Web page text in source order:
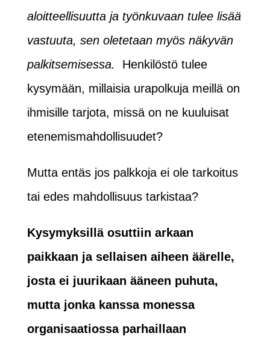
aloitteellisuutta ja työnkuvaan tulee lisää
vastuuta, sen oletetaan myös näkyvän
palkitsemisessa.
Henkilöstö tulee
kysymään, millaisia urapolkuja meillä on
ihmisille tarjota, missä on ne kuuluisat
etenemismahdollisuudet?
Mutta entäs jos palkkoja ei ole tarkoitus
tai edes mahdollisuus tarkistaa?
Kysymyksillä osuttiin arkaan
paikkaan ja sellaisen aiheen äärelle,
josta ei juurikaan ääneen puhuta,
mutta jonka kanssa monessa
organisaatiossa parhaillaan